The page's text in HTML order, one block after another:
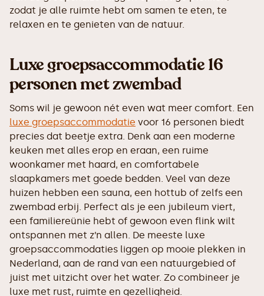
zodat je alle ruimte hebt om samen te eten, te
relaxen en te genieten van de natuur.
Luxe groepsaccommodatie 16
personen met zwembad
Soms wil je gewoon nét even wat meer comfort. Een
luxe groepsaccommodatie voor 16 personen biedt
precies dat beetje extra. Denk aan een moderne
keuken met alles erop en eraan, een ruime
woonkamer met haard, en comfortabele
slaapkamers met goede bedden. Veel van deze
huizen hebben een sauna, een hottub of zelfs een
zwembad erbij. Perfect als je een jubileum viert,
een familiereünie hebt of gewoon even flink wilt
ontspannen met z’n allen. De meeste luxe
groepsaccommodaties liggen op mooie plekken in
Nederland, aan de rand van een natuurgebied of
juist met uitzicht over het water. Zo combineer je
luxe met rust, ruimte en gezelligheid.